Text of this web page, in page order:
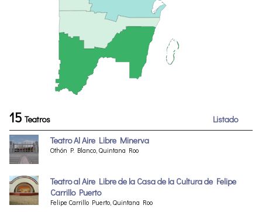
15 Teatros
Listado
Teatro Al Aire Libre Minerva
Othón P. Blanco, Quintana Roo
Teatro al Aire Libre de la Casa de la Cultura de Felipe
Carrillo Puerto
Felipe Carrillo Puerto, Quintana Roo